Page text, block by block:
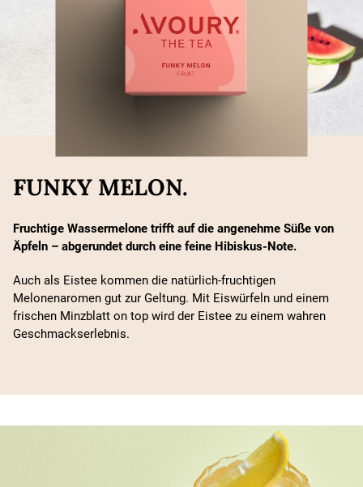
FUNKY MELON.
Fruchtige Wassermelone trifft auf die angenehme Süße von
Äpfeln – abgerundet durch eine feine Hibiskus-Note.
Auch als Eistee kommen die natürlich-fruchtigen
Melonenaromen gut zur Geltung. Mit Eiswürfeln und einem
frischen Minzblatt on top wird der Eistee zu einem wahren
Geschmackserlebnis.